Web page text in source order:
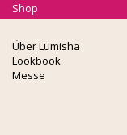
Über Lumisha
Lookbook
Messe
Shop